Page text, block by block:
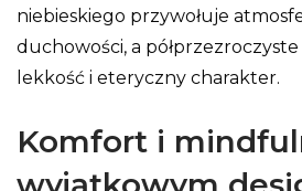
niebieskiego przywołuje
duchowości, a
lekkość i eteryczny charakter.
Komfort i